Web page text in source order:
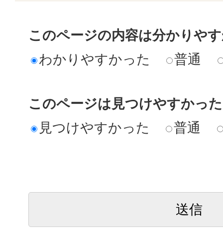
このページの内容は分かりや
わかりやすかった
普通
このページは見つけやすかっ
見つけやすかった
普通